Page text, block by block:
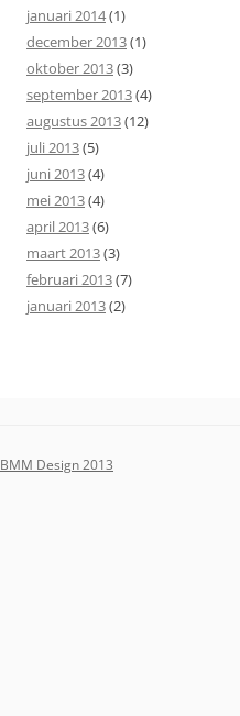
januari 2014(1)
december 2013(1)
oktober 2013(3)
september 2013(4)
augustus 2013(12)
juli 2013(5)
juni 2013(4)
mei 2013(4)
april 2013(6)
maart 2013(3)
februari 2013(7)
januari 2013(2)
BMM Design 2013